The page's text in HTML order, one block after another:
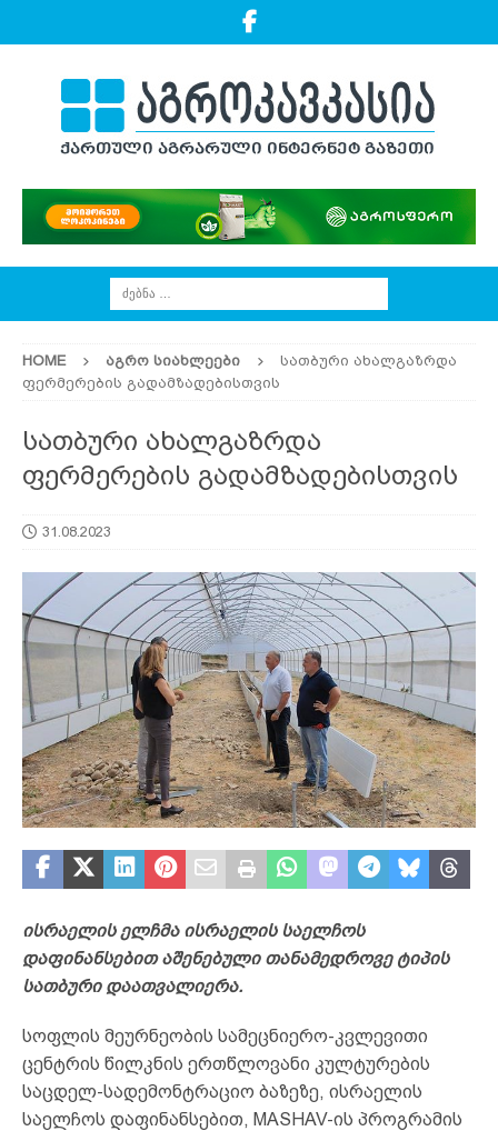
HOME ᲐᲒᲠᲝ ᲡᲘᲐᲮᲚᲔᲔᲑᲘ
სათბური ახალგაზრდა
ფერმერების გადამზადებისთვის
სათბური ახალგაზრდა
ფერმერების გადამზადებისთვის
31.08.2023
ისრაელის ელჩმა ისრაელის საელჩოს
დაფინანსებით აშენებული თანამედროვე ტიპის
სათბური დაათვალიერა.
სოფლის მეურნეობის სამეცნიერო-კვლევითი
ცენტრის წილკნის ერთწლოვანი კულტურების
საცდელ-სადემონტრაციო ბაზეზე, ისრაელის
საელჩოს დაფინანსებით, MASHAV-ის პროგრამის